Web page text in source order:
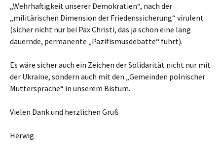
„Wehrhaftigkeit unserer Demokratien“, nach der
„militärischen Dimension der Friedenssicherung“ virulent
(sicher nicht nur bei Pax Christi, das ja schon eine lang
dauernde, permanente „Pazifismusdebatte“ führt).
Es wäre sicher auch ein Zeichen der Solidarität nicht nur mit
der Ukraine, sondern auch mit den „Gemeinden polnischer
Muttersprache“ in unserem Bistum.
Vielen Dank und herzlichen Gruß
Herwig